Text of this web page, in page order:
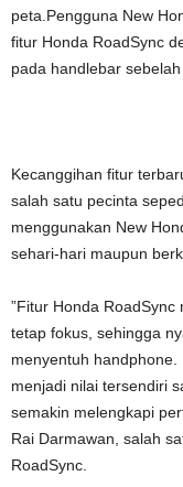
peta.Pengguna New
fitur Honda RoadSync
pada handlebar sebelah
Kecanggihan fitur
salah satu pecinta
menggunakan New
sehari-hari maupun
”Fitur Honda
tetap fokus, sehingga
menyentuh
menjadi nilai tersendiri
semakin melengkapi
Rai Darmawan, salah
RoadSync.